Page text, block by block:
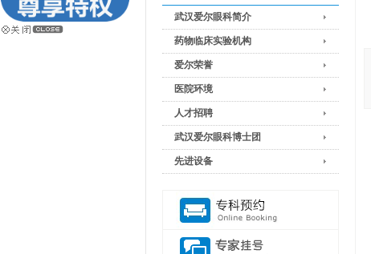
武汉爱尔眼科简介
药物临床实验机构
爱尔荣誉
医院环境
人才招聘
武汉爱尔眼科博士团
先进设备